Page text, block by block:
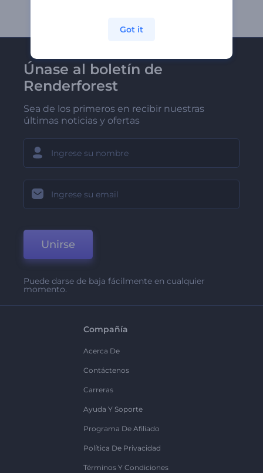
Únase al boletín de
Renderforest
Sea de los primeros en recibir nuestras
últimas noticias y ofertas
Unirse
Puede darse de baja fácilmente en cualquier
momento.
Compañía
Acerca De
Contáctenos
Carreras
Ayuda Y Soporte
Programa De Afiliado
Política De Privacidad
Términos Y Condiciones
Got it